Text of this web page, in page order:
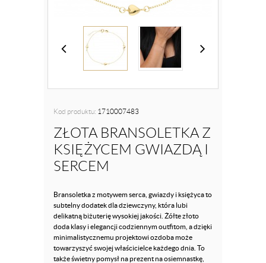
Kod produktu: 1710007483
ZŁOTA BRANSOLETKA Z
KSIĘŻYCEM GWIAZDĄ I
SERCEM
Bransoletka z motywem serca, gwiazdy i księżyca to
subtelny dodatek dla dziewczyny, która lubi
delikatną biżuterię wysokiej jakości. Żółte złoto
doda klasy i elegancji codziennym outfitom, a dzięki
minimalistycznemu projektowi ozdoba może
towarzyszyć swojej właścicielce każdego dnia. To
także świetny pomysł na prezent na osiemnastkę,